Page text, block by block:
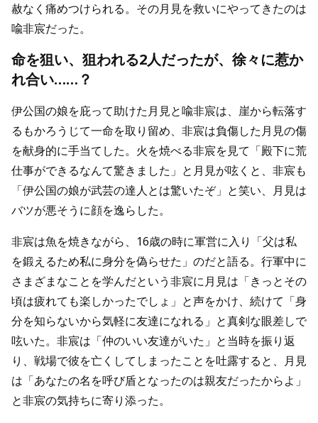
赦なく痛めつけられる。その月見を救いにやってきたのは
喩非宸だった。
命を狙い、狙われる2人だったが、徐々に惹か
れ合い……？
伊公国の娘を庇って助けた月見と喩非宸は、崖から転落す
るもかろうじて一命を取り留め、非宸は負傷した月見の傷
を献身的に手当てした。火を焼べる非宸を見て「殿下に荒
仕事ができるなんて驚きました」と月見が呟くと、非宸も
「伊公国の娘が武芸の達人とは驚いたぞ」と笑い、月見は
バツが悪そうに顔を逸らした。
非宸は魚を焼きながら、16歳の時に軍営に入り「父は私
を鍛えるため私に身分を偽らせた」のだと語る。行軍中に
さまざまなことを学んだという非宸に月見は「きっとその
頃は疲れても楽しかったでしょ」と声をかけ、続けて「身
分を知らないから気軽に友達になれる」と真剣な眼差しで
呟いた。非宸は「仲のいい友達がいた」と当時を振り返
り、戦場で彼を亡くしてしまったことを吐露すると、月見
は「あなたの名を呼び盾となったのは親友だったからよ」
と非宸の気持ちに寄り添った。